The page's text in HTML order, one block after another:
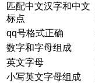
匹配中文汉字和中文
标点
qq号格式正确
数字和字母组成
英文字母
小写英文字母组成